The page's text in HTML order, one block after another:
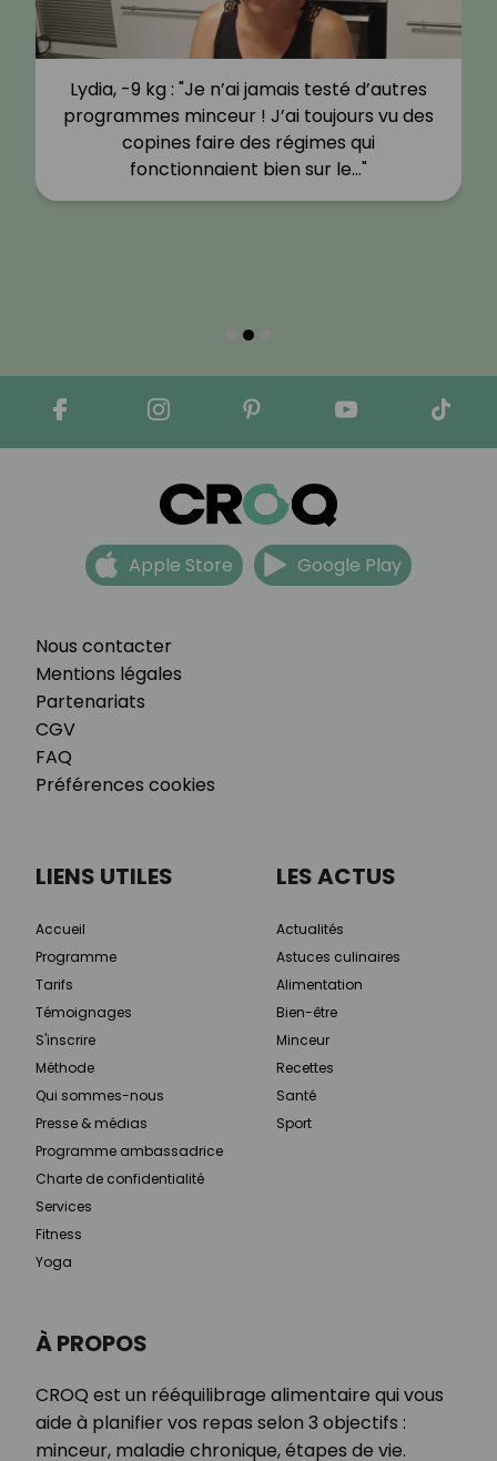
Lydia, -9 kg : "Je n’ai jamais testé d’autres
programmes minceur ! J’ai toujours vu des
copines faire des régimes qui
fonctionnaient bien sur le…"
Nous contacter
Mentions légales
Partenariats
CGV
FAQ
Préférences cookies
Apple Store Google Play
À PROPOS
CROQ est un rééquilibrage alimentaire qui vous
aide à planifier vos repas selon 3 objectifs :
minceur, maladie chronique, étapes de vie.
LIENS UTILES
Accueil
Programme
Tarifs
Témoignages
S'inscrire
Méthode
Qui sommes-nous
Presse & médias
Programme ambassadrice
Charte de confidentialité
Services
Fitness
Yoga
LES ACTUS
Actualités
Astuces culinaires
Alimentation
Bien-être
Minceur
Recettes
Santé
Sport